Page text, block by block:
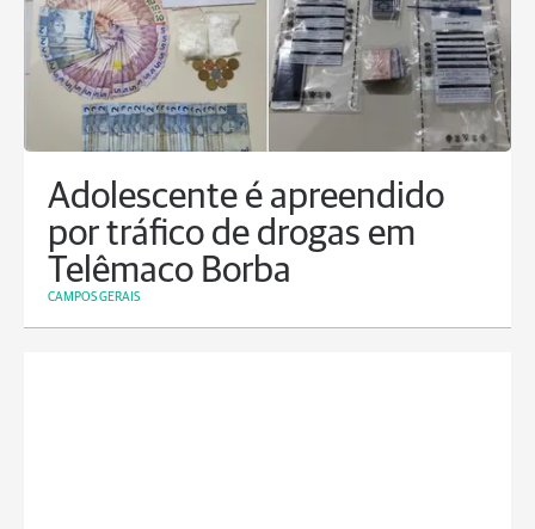
Adolescente é apreendido
por tráfico de drogas em
Telêmaco Borba
CAMPOS GERAIS